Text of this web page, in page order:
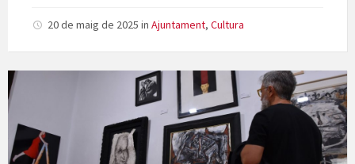
20 de maig de 2025 in Ajuntament, Cultura